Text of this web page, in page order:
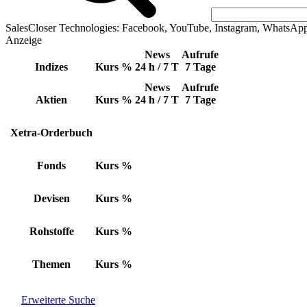
SalesCloser Technologies: Facebook, YouTube, Instagram,
Anzeige
Indizes Kurs %
News
24 h / 7 T
Aufrufe
7 Tage
Aktien Kurs %
News
24 h / 7 T
Aufrufe
7 Tage
Xetra-Orderbuch
Fonds Kurs %
Devisen Kurs %
Rohstoffe Kurs %
Themen Kurs %
Erweiterte Suche